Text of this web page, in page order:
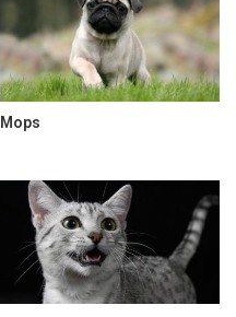
Mops